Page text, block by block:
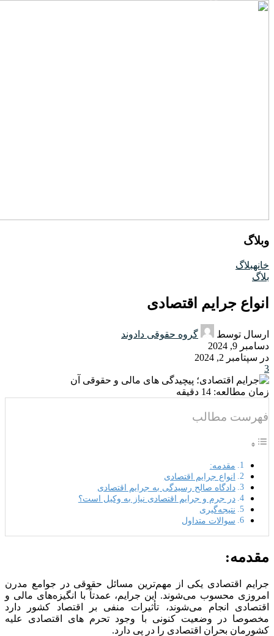
وبلاگ
خانهبلاگ
بلاگ
انواع جرایم اقتصادی
ارسال توسط
گروه حقوقی دادوند
دسامبر 9, 2024
در سپتامبر 2, 2024
3
زمان مطالعه: 14 دقیقه
فهرست مطالب
مقدمه:
انواع جرایم اقتصادی
دادگاه صالح رسیدگی به جرایم اقتصادی
در جرم و جرایم اقتصادی نیاز به وکیل است؟
نتیجه‌گیری
سوالات متداول
مقدمه:
جرایم اقتصادی یکی از مهم‌ترین مسائل حقوقی در جوامع مدرن
امروزی محسوب می‌شوند. این جرایم، عمدتاً با انگیزه‌های مالی و
اقتصادی انجام می‌شوند، تأثیرات منفی بر اقتصاد کشور دارد
مخصوصا در وضعیت کنونی با وجود تحرم های اقتصادی علیه
کشورمان بحران اقتصادی را در پی دارد.